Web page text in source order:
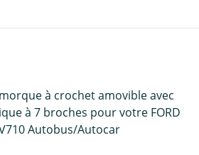
à crochet amovible avec
à 7 broches pour votre FORD
V710 Autobus/Autocar